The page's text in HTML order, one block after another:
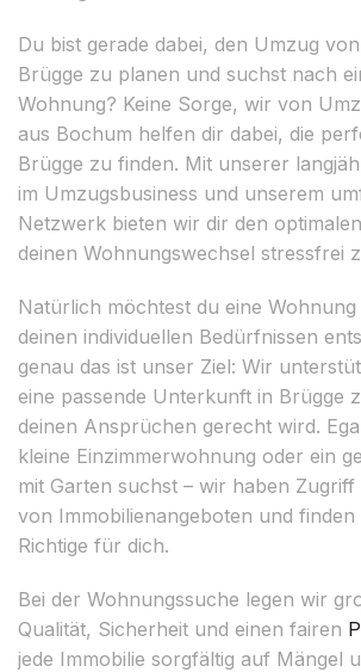
Du bist gerade dabei, den Umzug
Brügge zu planen und suchst nach
Wohnung? Keine Sorge, wir von
aus Bochum helfen dir dabei, die
Brügge zu finden. Mit unserer
im Umzugsbusiness und unserem
Netzwerk bieten wir dir den
deinen Wohnungswechsel stressfrei
Natürlich möchtest du eine Wohnung
deinen individuellen Bedürfnissen
genau das ist unser Ziel: Wir
eine passende Unterkunft in Brügge
deinen Ansprüchen gerecht wird.
kleine Einzimmerwohnung oder ein
mit Garten suchst – wir haben Zugriff
von Immobilienangeboten und finden
Richtige für dich.
Bei der Wohnungssuche legen wir
Qualität, Sicherheit und einen fairen
jede Immobilie sorgfältig auf Mängel